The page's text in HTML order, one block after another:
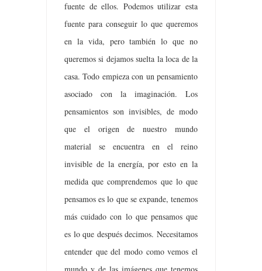
fuente de ellos. Podemos utilizar esta
fuente para conseguir lo que queremos
en la vida, pero también lo que no
queremos si dejamos suelta la loca de la
casa. Todo empieza con un pensamiento
asociado con la imaginación. Los
pensamientos son invisibles, de modo
que el origen de nuestro mundo
material se encuentra en el reino
invisible de la energía, por esto en la
medida que comprendemos que lo que
pensamos es lo que se expande, tenemos
más cuidado con lo que pensamos que
es lo que después decimos. Necesitamos
entender que del modo como vemos el